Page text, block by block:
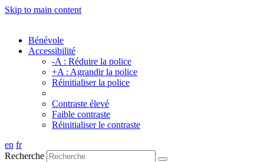
Skip to main content
Bénévole
Accessibilité
-A : Réduire la police
+A : Agrandir la police
Réinitialiser la police
Contraste élevé
Faible contraste
Réinitialiser le contraste
en fr
Recherche